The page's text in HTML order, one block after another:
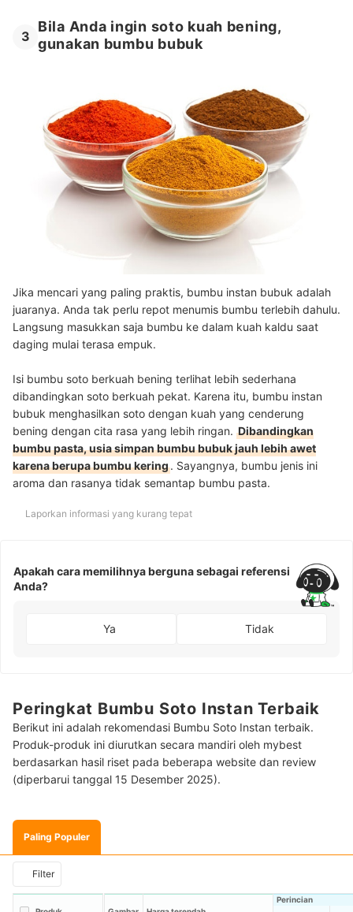
3
Bila Anda ingin soto kuah bening,
gunakan bumbu bubuk
Jika mencari yang paling praktis, bumbu instan bubuk adalah
juaranya. Anda tak perlu repot menumis bumbu terlebih dahulu.
Langsung masukkan saja bumbu ke dalam kuah kaldu saat
daging mulai terasa empuk.
Isi bumbu soto berkuah bening terlihat lebih sederhana
dibandingkan soto berkuah pekat. Karena itu, bumbu instan
bubuk menghasilkan soto dengan kuah yang cenderung
bening dengan cita rasa yang lebih ringan. Dibandingkan
bumbu pasta, usia simpan bumbu bubuk jauh lebih awet
karena berupa bumbu kering. Sayangnya, bumbu jenis ini
aroma dan rasanya tidak semantap bumbu pasta.
Laporkan informasi yang kurang tepat
Apakah cara memilihnya berguna sebagai referensi
Anda?
Ya Tidak
Peringkat Bumbu Soto Instan Terbaik
Berikut ini adalah rekomendasi Bumbu Soto Instan terbaik.
Produk-produk ini diurutkan secara mandiri oleh mybest
berdasarkan hasil riset pada beberapa website dan review
(diperbarui tanggal 15 Desember 2025).
Paling Populer
Filter
Perincian